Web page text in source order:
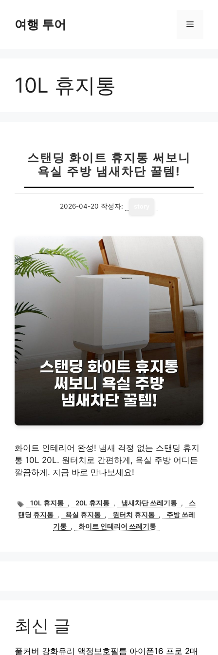
여행 투어 메
10L 휴지통
스탠딩 화이트 휴지통 써보니
욕실 주방 냄새차단 꿀템!
2026-04-20 작성자:
화이트 인테리어 완성! 냄새 걱정 없는 스탠딩 휴지
통 10L 20L. 원터치로 간편하게, 욕실 주방 어디든
깔끔하게. 지금 바로 만나보세요!
태
그
10L 휴지통 , 20L 휴지통 , 냄새차단 쓰레기통 ,
스
탠딩 휴지통 , 욕실 휴지통 , 원터치 휴지통 ,
주방 쓰레
기통 , 화이트 인테리어 쓰레기통
최신 글
풀커버 강화유리 액정보호필름 아이폰16 프로 2매